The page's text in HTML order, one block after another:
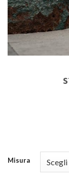
Misura